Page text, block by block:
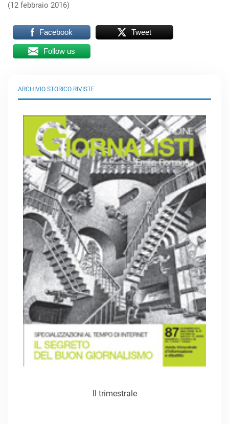
(12 febbraio 2016)
Facebook Tweet
Follow us
ARCHIVIO STORICO RIVISTE
Il trimestrale